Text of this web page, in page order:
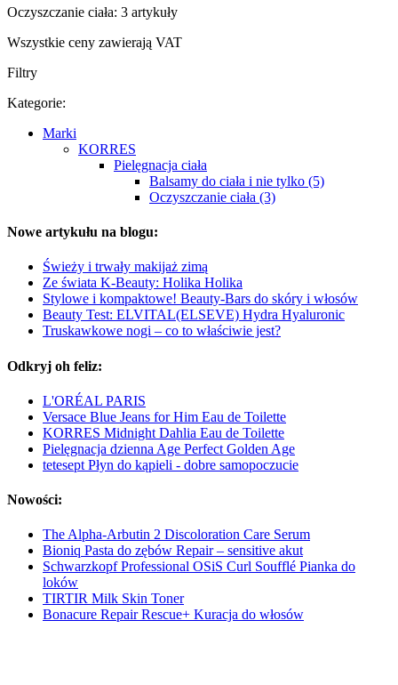
Oczyszczanie ciała: 3 artykuły
Wszystkie ceny zawierają VAT
Filtry
Kategorie:
Marki
KORRES
Pielęgnacja ciała
Balsamy do ciała i nie tylko (5)
Oczyszczanie ciała (3)
Nowe artykułu na blogu:
Świeży i trwały makijaż zimą
Ze świata K-Beauty: Holika Holika
Stylowe i kompaktowe! Beauty-Bars do skóry i włosów
Beauty Test: ELVITAL(ELSEVE) Hydra Hyaluronic
Truskawkowe nogi – co to właściwie jest?
Odkryj oh feliz:
L'ORÉAL PARIS
Versace Blue Jeans for Him Eau de Toilette
KORRES Midnight Dahlia Eau de Toilette
Pielęgnacja dzienna Age Perfect Golden Age
tetesept Płyn do kąpieli - dobre samopoczucie
Nowości:
The Alpha-Arbutin 2 Discoloration Care Serum
Bioniq Pasta do zębów Repair – sensitive akut
Schwarzkopf Professional OSiS Curl Soufflé Pianka do
loków
TIRTIR Milk Skin Toner
Bonacure Repair Rescue+ Kuracja do włosów